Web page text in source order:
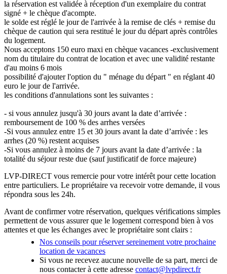
la réservation est validée à réception d'un exemplaire du contrat
signé + le chèque d'acompte.
le solde est réglé le jour de l'arrivée à la remise de clés + remise du
chèque de caution qui sera restitué le jour du départ après contrôles
du logement.
Nous acceptons 150 euro maxi en chèque vacances -exclusivement
nom du titulaire du contrat de location et avec une validité restante
d'au moins 6 mois
possibilité d'ajouter l'option du " ménage du départ " en réglant 40
euro le jour de l'arrivée.
les conditions d'annulations sont les suivantes :
- si vous annulez jusqu'à 30 jours avant la date d’arrivée :
remboursement de 100 % des arrhes versées
-Si vous annulez entre 15 et 30 jours avant la date d’arrivée : les
arrhes (20 %) restent acquises
-Si vous annulez à moins de 7 jours avant la date d’arrivée : la
totalité du séjour reste due (sauf justificatif de force majeure)
LVP-DIRECT vous remercie pour votre intérêt pour cette location
entre particuliers. Le propriétaire va recevoir votre demande, il vous
répondra sous les 24h.
Avant de confirmer votre réservation, quelques vérifications simples
permettent de vous assurer que le logement correspond bien à vos
attentes et que les échanges avec le propriétaire sont clairs :
Nos conseils pour réserver sereinement votre prochaine
location de vacances
Si vous ne recevez aucune nouvelle de sa part, merci de
nous contacter à cette adresse contact@lvpdirect.fr